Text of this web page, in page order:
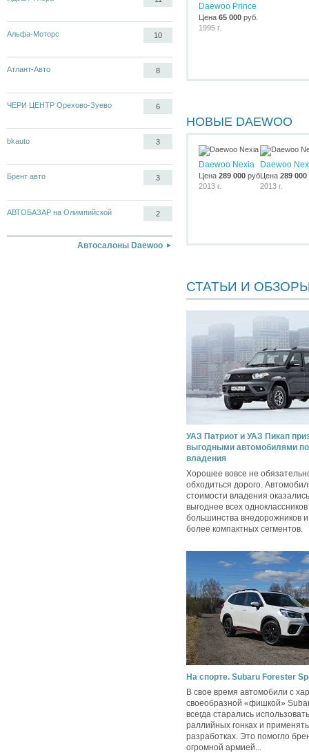
Альфа-Моторс 10
Атлант-Авто 8
ЧЕРИ ЦЕНТР Орехово-Зуево 6
bkauto 3
Брент авто 3
АВТОБАЗАР на Олимпийской 2
Автосалоны Daewoo
Daewoo Prince
Цена 65 000 руб.
1995 г.
НОВЫЕ DAEWOO
Daewoo Nexia
Цена 289 000 руб.
2013 г.
Daewoo
Цена 289 000
2013 г.
СТАТЬИ И
УАЗ Патриот и УАЗ Пикап
выгодными автомобилями
владения
Хорошее вовсе не
обходиться дорого.
стоимости владения
выгоднее всех
большинства внедорожников и
более компактных сегментов.
На спорте. Subaru Forester
В свое время автомобили с
своеобразной «фишкой»
всегда старались
раллийных гонках и
разработках. Это помогло
огромной армией...